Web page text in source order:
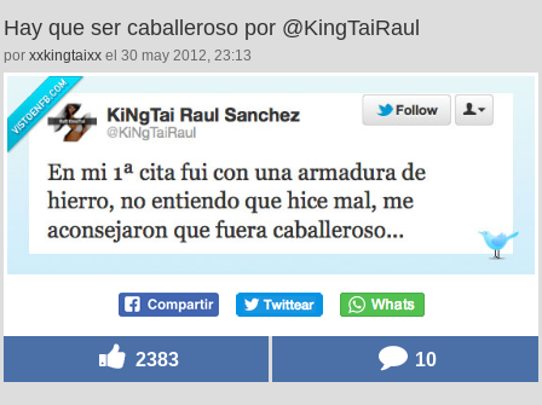
Hay que ser caballeroso por @KingTaiRaul
por xxkingtaixx el 30 may 2012, 23:13
2383 10